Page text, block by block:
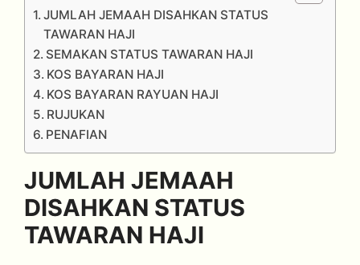
JUMLAH JEMAAH DISAHKAN STATUS
TAWARAN HAJI
SEMAKAN STATUS TAWARAN HAJI
KOS BAYARAN HAJI
KOS BAYARAN RAYUAN HAJI
RUJUKAN
PENAFIAN
JUMLAH JEMAAH
DISAHKAN STATUS
TAWARAN HAJI